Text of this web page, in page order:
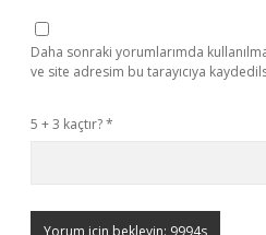
Daha sonraki yorumlarımda
ve site adresim bu tarayıcıya
5 + 3 kaçtır?*